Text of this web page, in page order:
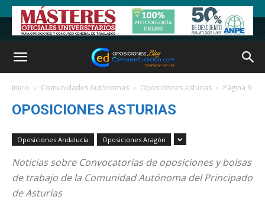
Inicio Comunidades Autónomas Oposiciones Asturias Página 9
OPOSICIONES ASTURIAS
Oposiciones Andalucía Oposiciones Aragón
Noticias sobre Convocatorias de oposiciones y bolsas
de trabajo de la Comunidad Autónoma del Principado
de Asturias